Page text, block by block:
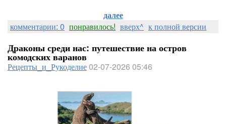
далее
комментарии: 0 понравилось! вверх^ к полной версии
Драконы среди нас: путешествие на остров
комодских варанов
Рецепты_и_Рукоделие02-07-2026 05:46